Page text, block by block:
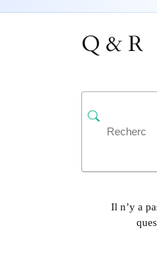
Q & R
Il n’y a